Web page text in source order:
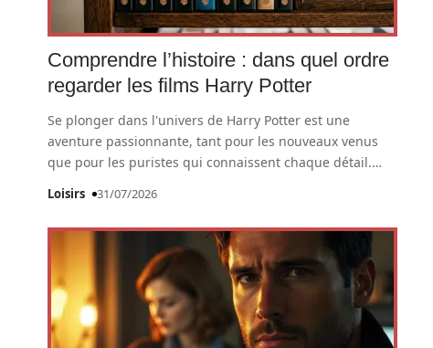
Comprendre l’histoire : dans quel ordre
regarder les films Harry Potter
Se plonger dans l'univers de Harry Potter est une
aventure passionnante, tant pour les nouveaux venus
que pour les puristes qui connaissent chaque détail.…
Loisirs 31/07/2026